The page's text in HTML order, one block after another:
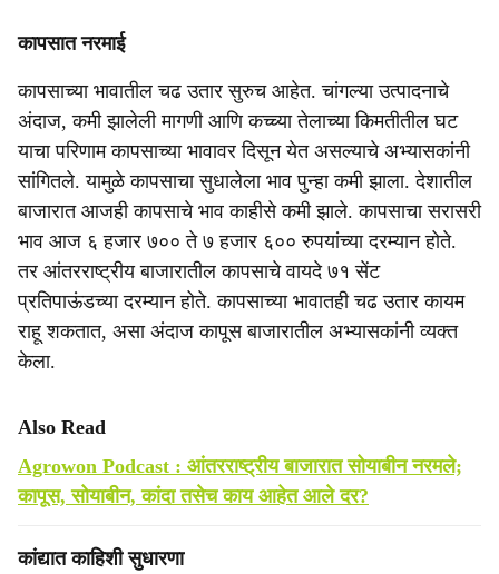
कापसात नरमाई
कापसाच्या भावातील चढ उतार सुरुच आहेत. चांगल्या उत्पादनाचे
अंदाज, कमी झालेली मागणी आणि कच्च्या तेलाच्या किमतीतील घट
याचा परिणाम कापसाच्या भावावर दिसून येत असल्याचे अभ्यासकांनी
सांगितले. यामुळे कापसाचा सुधालेला भाव पुन्हा कमी झाला. देशातील
बाजारात आजही कापसाचे भाव काहीसे कमी झाले. कापसाचा सरासरी
भाव आज ६ हजार ७०० ते ७ हजार ६०० रुपयांच्या दरम्यान होते.
तर आंतरराष्ट्रीय बाजारातील कापसाचे वायदे ७१ सेंट
प्रतिपाऊंडच्या दरम्यान होते. कापसाच्या भावातही चढ उतार कायम
राहू शकतात, असा अंदाज कापूस बाजारातील अभ्यासकांनी व्यक्त
केला.
Also Read
Agrowon Podcast : आंतरराष्ट्रीय बाजारात सोयाबीन नरमले;
कापूस, सोयाबीन, कांदा तसेच काय आहेत आले दर?
कांद्यात काहिशी सुधारणा